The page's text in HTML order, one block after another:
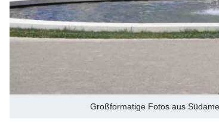
Großformatige Fotos aus